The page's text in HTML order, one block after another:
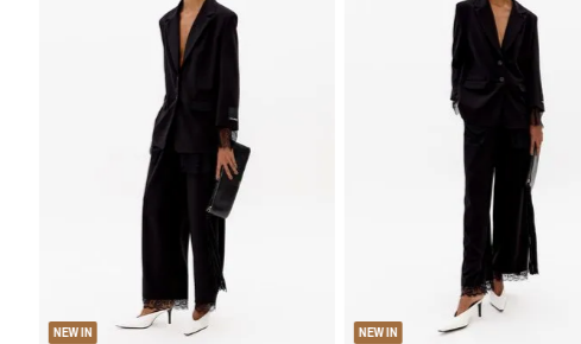
NEW IN
PP P
NEW IN
PP